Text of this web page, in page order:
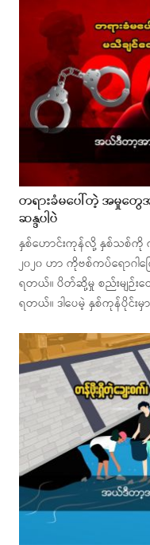
တရားခံမပေါ်တဲ့ အမှုတွေ
ဆန္ဒပါပဲ
နှစ်ဟောင်းကုန်လို့ နှစ်သစ်ကို
၂၀၂၀ ဟာ ကိုဗစ်ကပ်ရောဂ
ရတယ်။ ပိတ်ဆို့မှု စည်းမျဉ်းတွေ
ရတယ်။ ဒါပေမဲ့ နှစ်ကုန်ပိုင်း